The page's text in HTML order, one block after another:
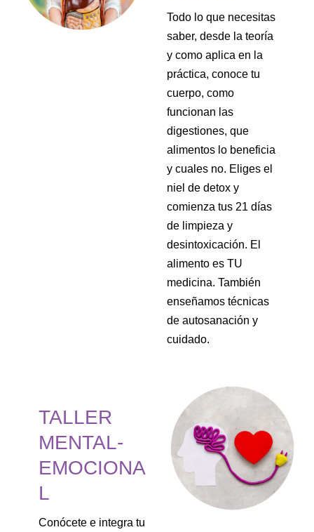
Todo lo que necesitas
saber, desde la teoría
y como aplica en la
práctica, conoce tu
cuerpo, como
funcionan las
digestiones, que
alimentos lo beneficia
y cuales no. Eliges el
niel de detox y
comienza tus 21 días
de limpieza y
desintoxicación. El
alimento es TU
medicina. También
enseñamos técnicas
de autosanación y
cuidado.
TALLER
MENTAL-
EMOCIONA
L
Conócete e integra tu